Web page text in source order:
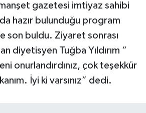
gazetesi imtiyaz sahibi
da hazır bulunduğu program
son buldu. Ziyaret sonrası
diyetisyen Tuğba Yıldırım “
onurlandırdınız, çok teşekkür
İyi ki varsınız” dedi.